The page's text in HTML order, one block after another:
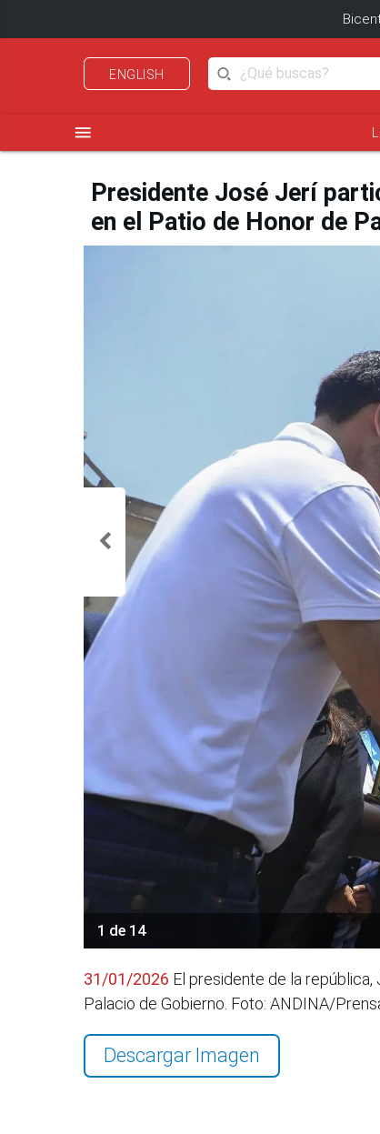
ENGLISH
menu
Presidente José Jerí
en el Patio de Honor de
1 de 14
31/01/2026 El presidente de la
Palacio de Gobierno. Foto: ANDINA/
Descargar Imagen